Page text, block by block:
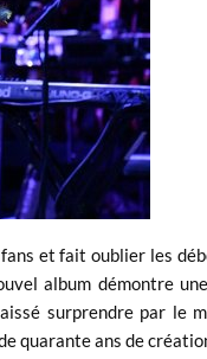
et fait oublier les
album démontre
surprendre par le
quarante ans de